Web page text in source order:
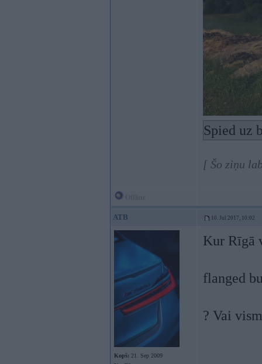
Spied uz
[ Šo ziņu
ATB 10. Jul 2017, 10:02
Kopš: 21. Sep 2009
Kur Rīgā
flanged
? Vai